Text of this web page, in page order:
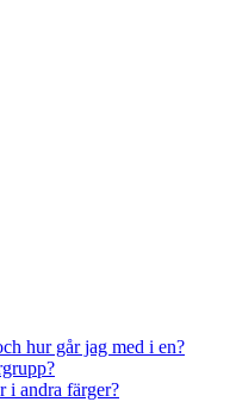
hur går jag med i en?
i andra färger?